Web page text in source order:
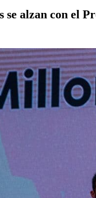
se alzan con el